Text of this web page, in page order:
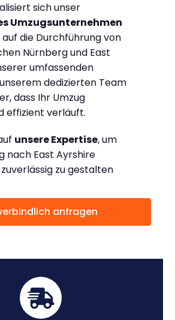
sich unser
Umzugsunternehmen
auf die Durchführung von
Nürnberg und East
umfassenden
dedizierten Team
dass Ihr Umzug
effizient verläuft.
unsere Expertise, um
nach East Ayrshire
zu gestalten
anfragen